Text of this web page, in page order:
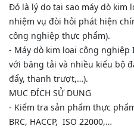
Đó là lý do tại sao máy dò kim
nhiệm vụ đòi hỏi phát hiện
công nghiệp thực phẩm).
- Máy dò kim loại công nghiệp
với băng tải và nhiều kiểu bộ
đẩy, thanh trượt,…).
MỤC ĐÍCH SỬ DỤNG
- Kiểm tra sản phẩm thực
BRC, HACCP, ISO 22000,…